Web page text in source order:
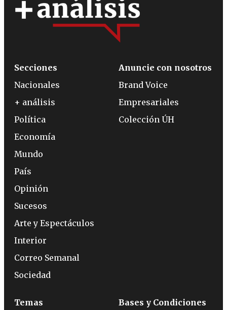
Secciones
Nacionales
+ análisis
Política
Economía
Mundo
País
Opinión
Sucesos
Arte y Espectáculos
Interior
Correo Semanal
Sociedad
Anuncie con nosotros
Brand Voice
Empresariales
Colección ÚH
Temas Bases y Condiciones